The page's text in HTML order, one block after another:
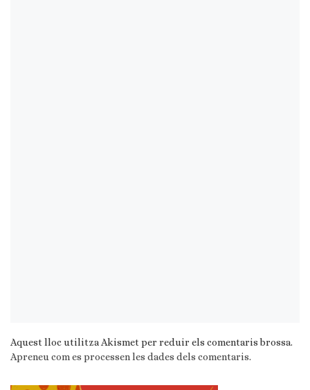
Aquest lloc utilitza Akismet per reduir els comentaris brossa.
Apreneu com es processen les dades dels comentaris.